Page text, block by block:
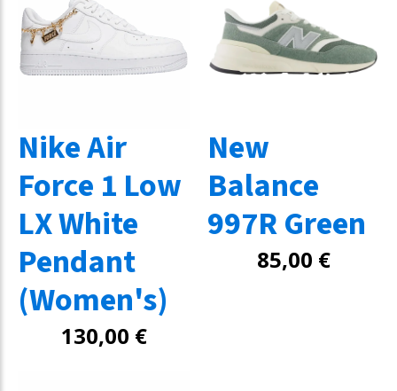
Nike Air
Force 1 Low
LX White
Pendant
(Women's)
130,00 €
New
Balance
997R Green
85,00 €